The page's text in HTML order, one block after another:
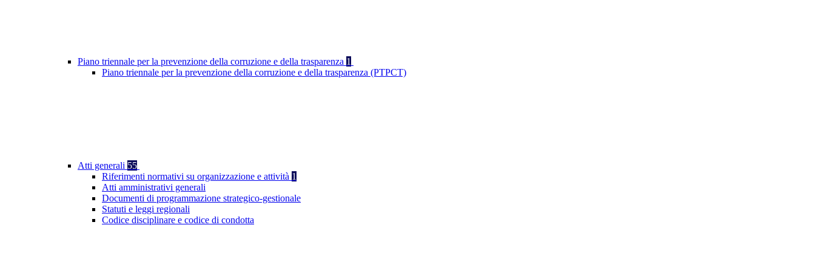
Piano triennale per la prevenzione della corruzione e della trasparenza 1
Piano triennale per la prevenzione della corruzione e della trasparenza (PTPCT)
Atti generali 55
Riferimenti normativi su organizzazione e attività 1
Atti amministrativi generali
Documenti di programmazione strategico-gestionale
Statuti e leggi regionali
Codice disciplinare e codice di condotta